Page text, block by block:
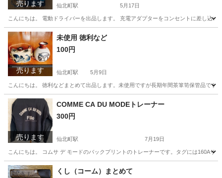
売ります 仙北町駅 5月17日
こんにちは。 電動ドライバーを出品します。 充電アダプターをコンセントに差し込
岩手 盛岡市 仙北町駅 その他
売ります
未使用 徳利など
100円
仙北町駅 5月9日
こんにちは。 徳利などまとめて出品します。未使用ですが長期年間茶箪笥保管品で
岩手 盛岡市
売ります
COMME CA DU MODEトレーナー
300円
仙北町駅 7月19日
こんにちは。 コムサ デ モードのバックプリントのトレーナーです。タグには160A
岩手 盛岡市 仙北町駅 トレーナー
くし（コーム）まとめて